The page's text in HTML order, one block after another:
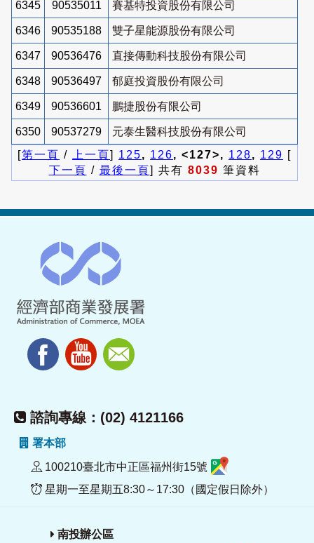
6345 90535011 賽基特投資股份有限公司
6346 90535188 雙子星能源股份有限公司
6347 90536476 直接傳動科技股份有限公司
6348 90536497 郁庭投資股份有限公司
6349 90536601 鵬捷股份有限公司
6350 90537279
元泰生醫科技股份有限公司
[第一頁 / 上一頁] 125, 126, <127>, 128, 129 [
下一頁 / 最後一頁] 共有 8039 筆資料
諮詢專線：(02) 4121166
署本部
100210臺北市中正區福州街15號
星期一至星期五8:30～17:30（國定假日除外）
南投辦公區